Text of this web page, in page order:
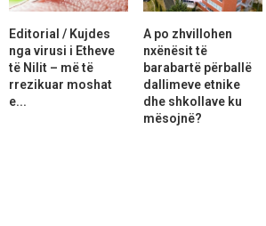
Editorial / Kujdes
nga virusi i Etheve
të Nilit – më të
rrezikuar moshat
e...
A po zhvillohen
nxënësit të
barabartë përballë
dallimeve etnike
dhe shkollave ku
mësojnë?